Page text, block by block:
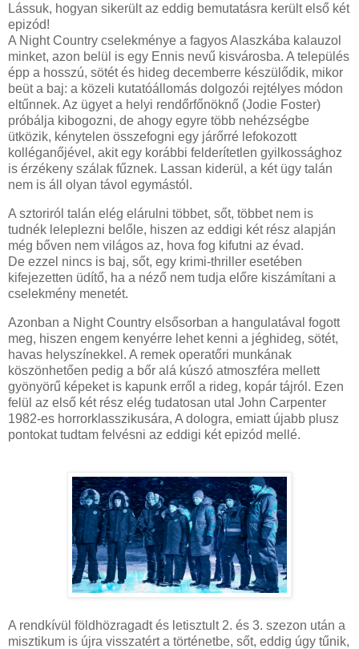
Lássuk, hogyan sikerült az eddig bemutatásra került első két
epizód!
A Night Country cselekménye a fagyos Alaszkába kalauzol
minket, azon belül is egy Ennis nevű kisvárosba. A település
épp a hosszú, sötét és hideg decemberre készülődik, mikor
beüt a baj: a közeli kutatóállomás dolgozói rejtélyes módon
eltűnnek. Az ügyet a helyi rendőrfőnöknő (Jodie Foster)
próbálja kibogozni, de ahogy egyre több nehézségbe
ütközik, kénytelen összefogni egy járőrré lefokozott
kolléganőjével, akit egy korábbi felderítetlen gyilkossághoz
is érzékeny szálak fűznek. Lassan kiderül, a két ügy talán
nem is áll olyan távol egymástól.
A sztoriról talán elég elárulni többet, sőt, többet nem is
tudnék leleplezni belőle, hiszen az eddigi két rész alapján
még bőven nem világos az, hova fog kifutni az évad.
De ezzel nincs is baj, sőt, egy krimi-thriller esetében
kifejezetten üdítő, ha a néző nem tudja előre kiszámítani a
cselekmény menetét.
Azonban a Night Country elsősorban a hangulatával fogott
meg, hiszen engem kenyérre lehet kenni a jéghideg, sötét,
havas helyszínekkel. A remek operatőri munkának
köszönhetően pedig a bőr alá kúszó atmoszféra mellett
gyönyörű képeket is kapunk erről a rideg, kopár tájról. Ezen
felül az első két rész elég tudatosan utal John Carpenter
1982-es horrorklasszikusára, A dologra, emiatt újabb plusz
pontokat tudtam felvésni az eddigi két epizód mellé.
A rendkívül földhözragadt és letisztult 2. és 3. szezon után a
misztikum is újra visszatért a történetbe, sőt, eddig úgy tűnik,